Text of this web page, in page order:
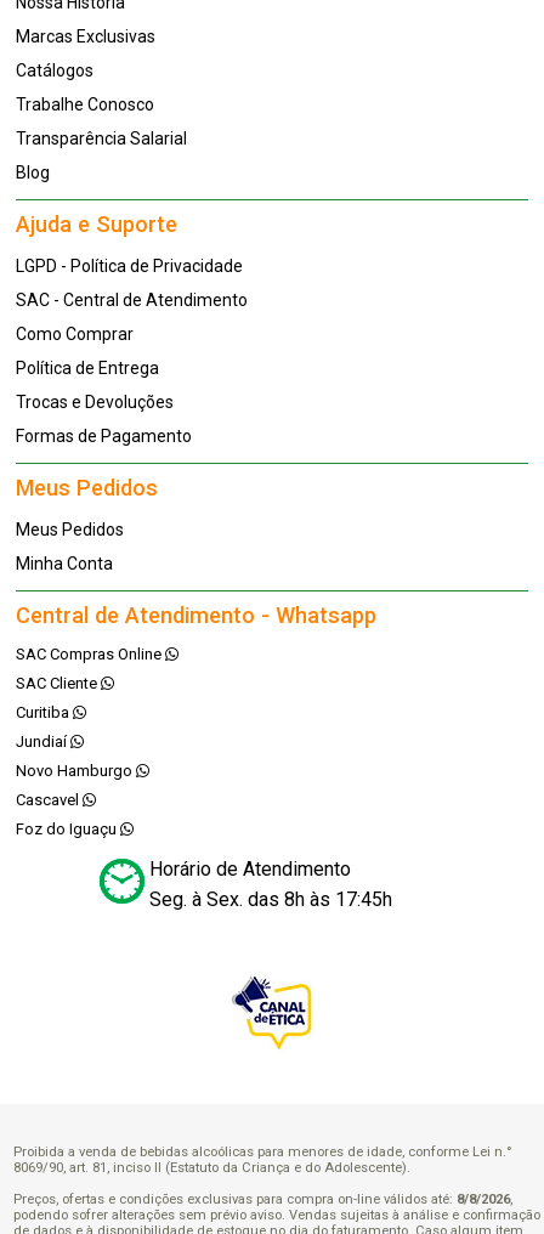
Marcas Exclusivas
Catálogos
Trabalhe Conosco
Transparência Salarial
Blog
Ajuda e Suporte
LGPD - Política de Privacidade
SAC - Central de Atendimento
Como Comprar
Política de Entrega
Trocas e Devoluções
Formas de Pagamento
Meus Pedidos
Meus Pedidos
Minha Conta
Central de Atendimento - Whatsapp
SAC Compras Online
SAC Cliente
Curitiba
Jundiaí
Novo Hamburgo
Cascavel
Foz do Iguaçu
Horário de Atendimento
Seg. à Sex. das 8h às 17:45h
Proibida a venda de bebidas alcoólicas para menores de idade, conforme Lei n.°
8069/90, art. 81, inciso II (Estatuto da Criança e do Adolescente).
Preços, ofertas e condições exclusivas para compra on-line válidos até: 8/8/2026,
podendo sofrer alterações sem prévio aviso. Vendas sujeitas à análise e confirmação